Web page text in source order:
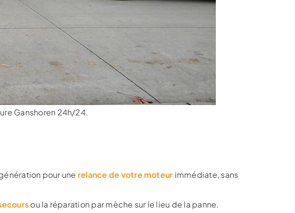
Ganshoren 24h/24.
pour une relance de votre moteur immédiate, sans
ou la réparation par mèche sur le lieu de la panne.